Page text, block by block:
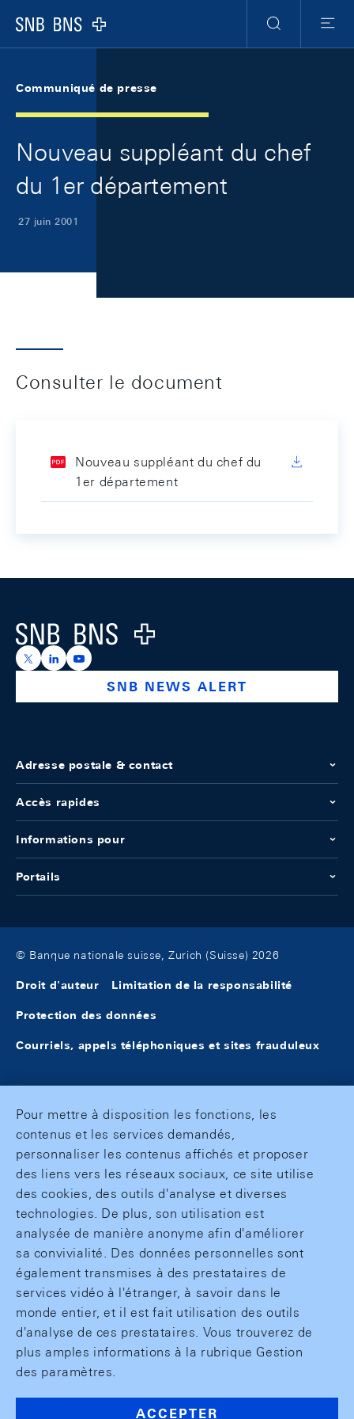
Logo
RechercheMenu
Communiqué de presse
Nouveau suppléant du chef
du 1er département
27 juin 2001
Consulter le document
Nouveau suppléant du chef du
1er département
Logo
https://x.com/snb_bns
https://ch.linkedin.com/company/swiss-national-
https://www.youtube.com/@swissnationalbank
SNB NEWS ALERT
Adresse postale & contact
Accès rapides
Informations pour
Portails
© Banque nationale suisse, Zurich (Suisse) 2026
Droit d'auteur Limitation de la responsabilité
Protection des données
Courriels, appels téléphoniques et sites frauduleux
Pour mettre à disposition les fonctions, les
contenus et les services demandés,
personnaliser les contenus affichés et proposer
des liens vers les réseaux sociaux, ce site utilise
des cookies, des outils d'analyse et diverses
technologies. De plus, son utilisation est
analysée de manière anonyme afin d'améliorer
sa convivialité. Des données personnelles sont
également transmises à des prestataires de
services vidéo à l'étranger, à savoir dans le
monde entier, et il est fait utilisation des outils
d'analyse de ces prestataires. Vous trouverez de
plus amples informations à la rubrique Gestion
des paramètres.
ACCEPTER